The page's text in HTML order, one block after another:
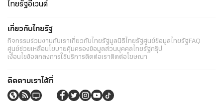
ไทยรัฐอีเวนต์
เกี่ยวกับไทยรัฐ
กิจกรรมร่วมงานกับเราเกี่ยวกับไทยรัฐมูลนิธิไทยรัฐศูนย์ข้อมูลไทยรัฐFAQ
ศูนย์ช่วยเหลือนโยบายคุ้มครองข้อมูลส่วนบุคคลไทยรัฐกรุ๊ป
เงื่อนไขข้อตกลงการใช้บริการติดต่อเราติดต่อโฆษณา
ติดตามเราได้ที่